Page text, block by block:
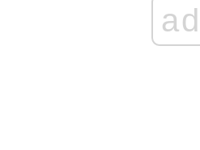
ad